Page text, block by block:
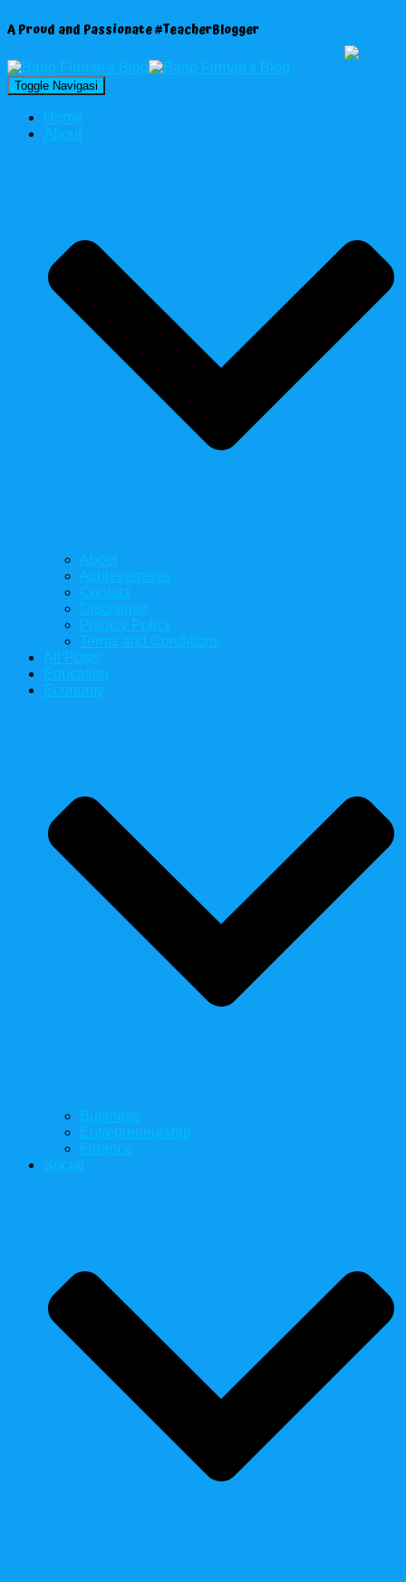
A Proud and Passionate #TeacherBlogger
Toggle Navigasi
Home
About
About
Achievements
Contact
Disclaimer
Privacy Policy
Terms and Conditions
All Posts
Education
Economy
Business
Entrepreneurship
Finance
Social